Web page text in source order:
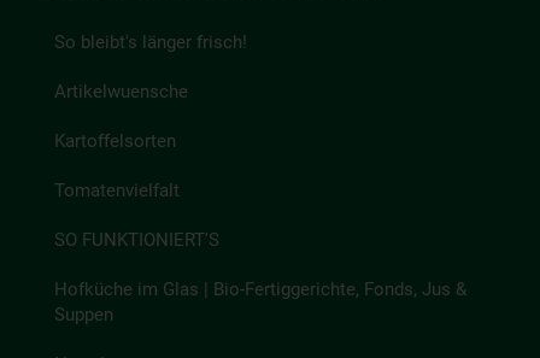
So bleibt's länger frisch!
Artikelwuensche
Kartoffelsorten
Tomatenvielfalt
SO FUNKTIONIERT'S
Hofküche im Glas | Bio-Fertiggerichte, Fonds, Jus &
Suppen